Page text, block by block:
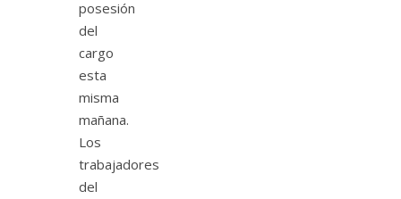
posesión
del
cargo
esta
misma
mañana.
Los
trabajadores
del